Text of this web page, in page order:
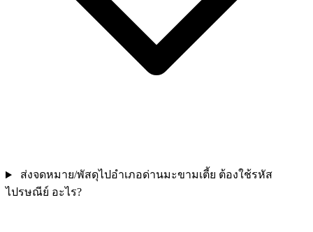
ส่งจดหมาย/พัสดุไปอำเภอด่านมะขามเตี้ย ต้องใช้รหัส
ไปรษณีย์ อะไร?